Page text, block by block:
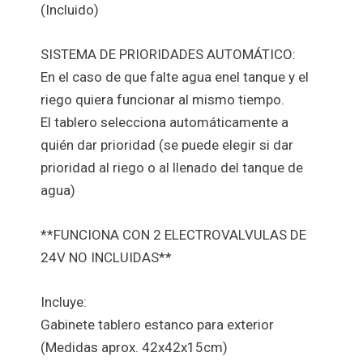
(Incluido)
SISTEMA DE PRIORIDADES AUTOMÁTICO:
En el caso de que falte agua enel tanque y el
riego quiera funcionar al mismo tiempo.
El tablero selecciona automáticamente a
quién dar prioridad (se puede elegir si dar
prioridad al riego o al llenado del tanque de
agua)
**FUNCIONA CON 2 ELECTROVALVULAS DE
24V NO INCLUIDAS**
Incluye:
Gabinete tablero estanco para exterior
(Medidas aprox. 42x42x15cm)